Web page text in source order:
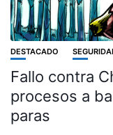
DESTACADO
Fallo contra
procesos a
paras